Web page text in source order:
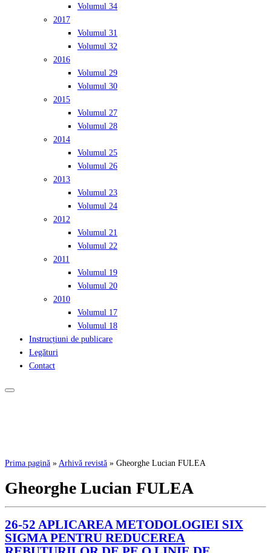
Volumul 34
2017
Volumul 31
Volumul 32
2016
Volumul 29
Volumul 30
2015
Volumul 27
Volumul 28
2014
Volumul 25
Volumul 26
2013
Volumul 23
Volumul 24
2012
Volumul 21
Volumul 22
2011
Volumul 19
Volumul 20
2010
Volumul 17
Volumul 18
Instrucțiuni de publicare
Legături
Contact
Prima pagină » Arhivă revistă » Gheorghe Lucian FULEA
Gheorghe Lucian FULEA
26-52 APLICAREA METODOLOGIEI SIX
SIGMA PENTRU REDUCEREA